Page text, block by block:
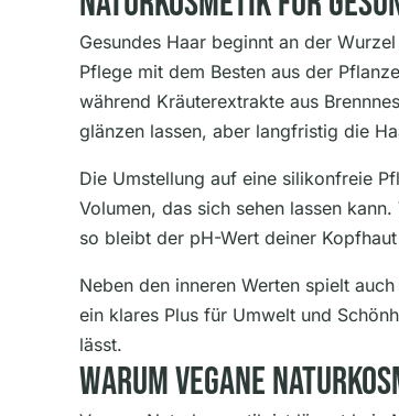
Gesundes Haar beginnt an der
Pflege mit dem Besten aus der
während Kräuterextrakte aus
glänzen lassen, aber langfristig die
Die Umstellung auf eine silikonfreie
Volumen, das sich sehen lassen
so bleibt der pH-Wert deiner
Neben den inneren Werten spielt
ein klares Plus für Umwelt und
lässt.
Warum Vegane